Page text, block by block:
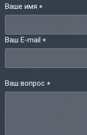
Ваше имя *
Ваш E-mail *
Ваш вопрос *